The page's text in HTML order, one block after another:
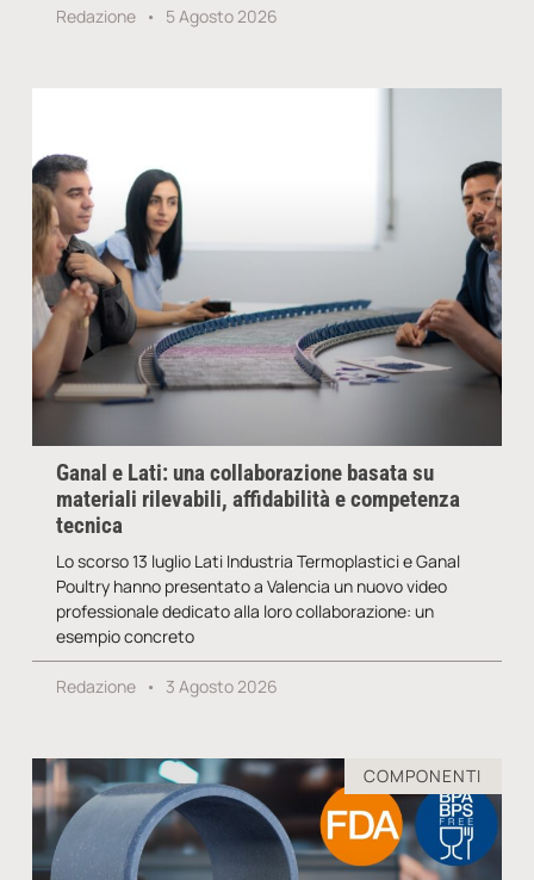
Redazione 5 Agosto 2026
Ganal e Lati: una collaborazione basata su
materiali rilevabili, affidabilità e competenza
tecnica
Lo scorso 13 luglio Lati Industria Termoplastici e Ganal
Poultry hanno presentato a Valencia un nuovo video
professionale dedicato alla loro collaborazione: un
esempio concreto
Redazione 3 Agosto 2026
COMPONENTI